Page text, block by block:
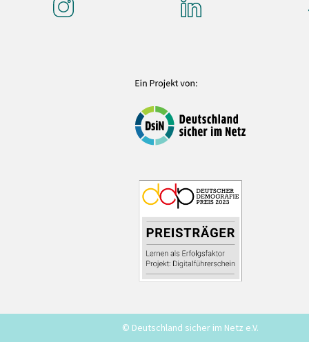
© Deutschland sicher im Netz e.V.